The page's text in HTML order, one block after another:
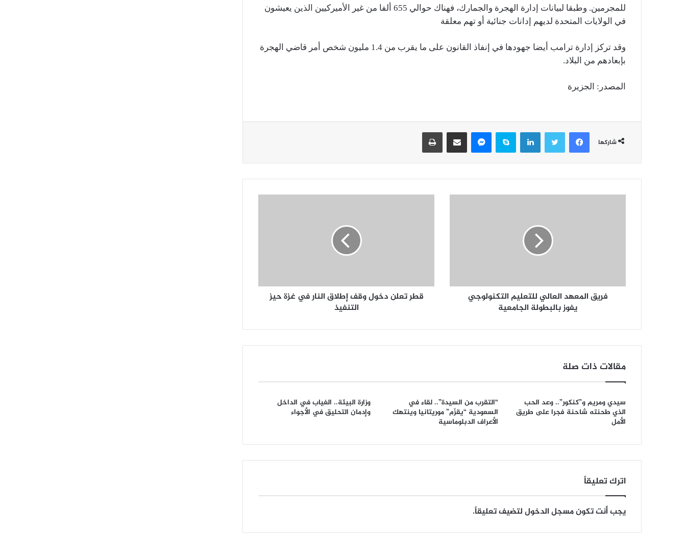
للمجرمين. وطبقا لبيانات إدارة الهجرة والجمارك، فهناك حوالي 655 ألفا من غير الأميركيين الذين يعيشون
في الولايات المتحدة لديهم إدانات جنائية أو تهم معلقة
وقد تركز إدارة ترامب أيضا جهودها في إنفاذ القانون على ما يقرب من 1.4 مليون شخص أمر قاضي الهجرة
بإبعادهم من البلاد.
المصدر: الجزيرة
شاركها
فيسبوكتويتر لينكدإنسكايبماسنجرمشاركة عبر البريد طباعة
فريق المعهد العالي للتعليم التكنولوجي
يفوز بالبطولة الجامعية
قطر تعلن دخول وقف إطلاق النار في غزة حيز
التنفيذ
مقالات ذات صلة
سيدي ومريم و”كنكور”.. وعد الحب
الذي طحنته شاحنة فجرا على طريق
الأمل
“التقرب من السيدة”.. لقاء في
السعودية “يقزّم” موريتانيا وينتهك
الأعراف الدبلوماسية
وزارة البيئة.. الغياب في الداخل
وإدمان التحليق في الأجواء
اترك تعليقاً
يجب أنت تكونمسجل الدخوللتضيف تعليقاً.